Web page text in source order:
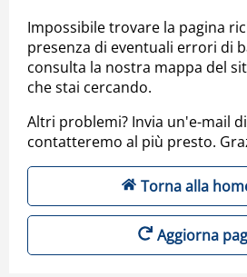
Impossibile trovare la pagina
presenza di eventuali errori di
consulta la nostra mappa del
che stai cercando.
Altri problemi? Invia un'e-mail
contatteremo al più presto.
Torna alla
Aggiorna